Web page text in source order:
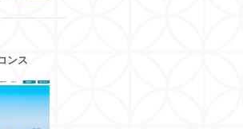
ンス